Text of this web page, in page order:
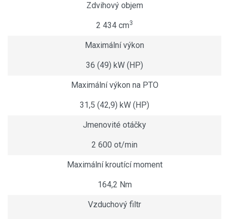
Zdvihový objem
2 434 cm3
Maximální výkon
36 (49) kW (HP)
Maximální výkon na PTO
31,5 (42,9) kW (HP)
Jmenovité otáčky
2 600 ot/min
Maximální kroutící moment
164,2 Nm
Vzduchový filtr